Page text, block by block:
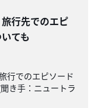
行先でのエピ
ても
行でのエピソード
き手：ニュートラ